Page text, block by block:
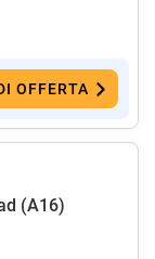
OFFERTA
(A16)